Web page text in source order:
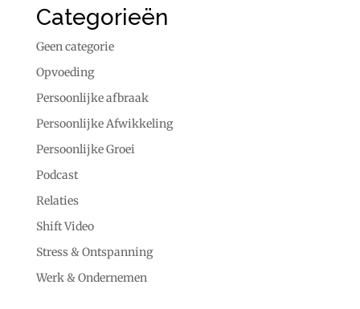
Categorieën
Geen categorie
Opvoeding
Persoonlijke afbraak
Persoonlijke Afwikkeling
Persoonlijke Groei
Podcast
Relaties
Shift Video
Stress & Ontspanning
Werk & Ondernemen